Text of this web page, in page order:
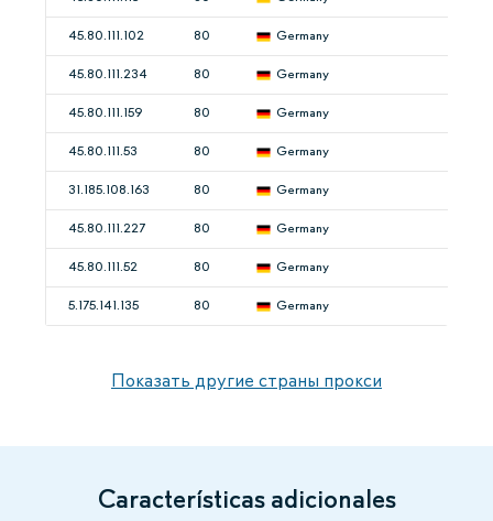
45.80.111.102 80 Germany
45.80.111.234 80 Germany
45.80.111.159 80 Germany
45.80.111.53 80 Germany
31.185.108.163 80 Germany
45.80.111.227 80 Germany
45.80.111.52 80 Germany
5.175.141.135 80 Germany
Показать другие страны прокси
Características adicionales